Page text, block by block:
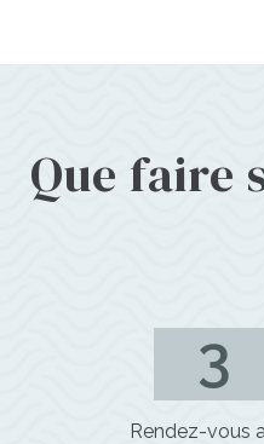
Que faire
3
Rendez-vous